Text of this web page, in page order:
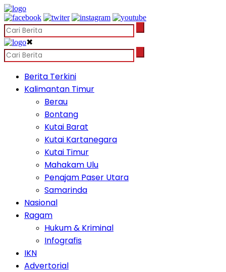
✖
Berita Terkini
Kalimantan Timur
Berau
Bontang
Kutai Barat
Kutai Kartanegara
Kutai Timur
Mahakam Ulu
Penajam Paser Utara
Samarinda
Nasional
Ragam
Hukum & Kriminal
Infografis
IKN
Advertorial